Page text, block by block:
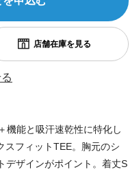
機能と吸汗速乾性に特化し
スフィットTEE。胸元のシ
デザインがポイント。着丈S